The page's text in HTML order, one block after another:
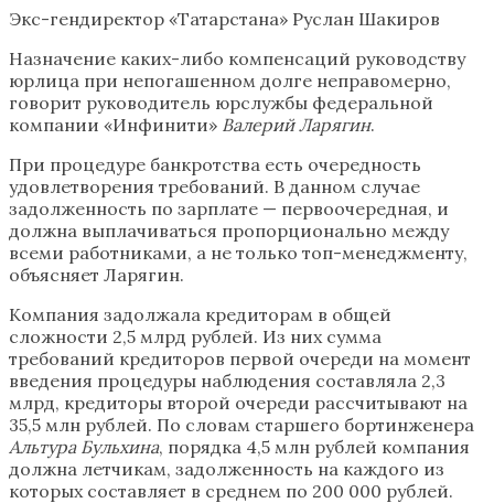
Экс-гендиректор «Татарстана» Руслан Шакиров
Назначение каких-либо компенсаций руководству
юрлица при непогашенном долге неправомерно,
говорит руководитель юрслужбы федеральной
компании «Инфинити» Валерий Ларягин.
При процедуре банкротства есть очередность
удовлетворения требований. В данном случае
задолженность по зарплате — первоочередная, и
должна выплачиваться пропорционально между
всеми работниками, а не только топ-менеджменту,
объясняет Ларягин.
Компания задолжала кредиторам в общей
сложности 2,5 млрд рублей. Из них сумма
требований кредиторов первой очереди на момент
введения процедуры наблюдения составляла 2,3
млрд, кредиторы второй очереди рассчитывают на
35,5 млн рублей. По словам старшего бортинженера
Альтура Бульхина, порядка 4,5 млн рублей компания
должна летчикам, задолженность на каждого из
которых составляет в среднем по 200 000 рублей.